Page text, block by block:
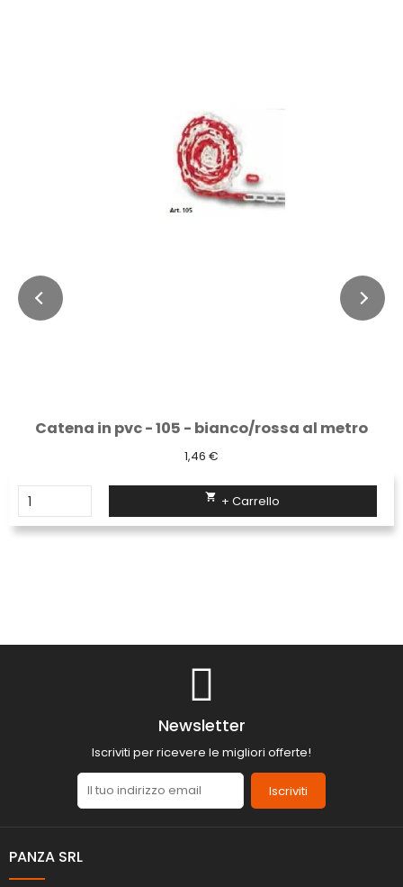
Catena in pvc - 105 - bianco/rossa al metro
1,46 €
 + Carrello
Newsletter
Iscriviti per ricevere le migliori offerte!
Iscriviti
PANZA SRL